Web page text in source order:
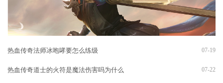
热血传奇法师冰咆哮要怎么练级 07-19
热血传奇道士的火符是魔法伤害吗为什么 07-22